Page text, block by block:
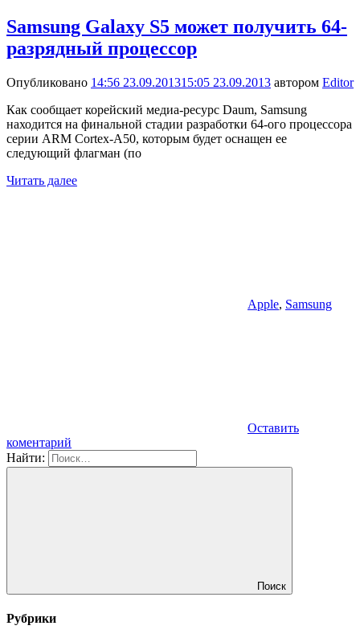
Samsung Galaxy S5 может получить 64-
разрядный процессор
Опубликовано 14:56 23.09.201315:05 23.09.2013 автором Editor
Как сообщает корейский медиа-ресурс Daum, Samsung
находится на финальной стадии разработки 64-ого процессора
серии ARM Cortex-A50, которым будет оснащен ее
следующий флагман (по
Читать далее
Apple, Samsung
Оставить
коментарий
Найти:
Поиск
Рубрики